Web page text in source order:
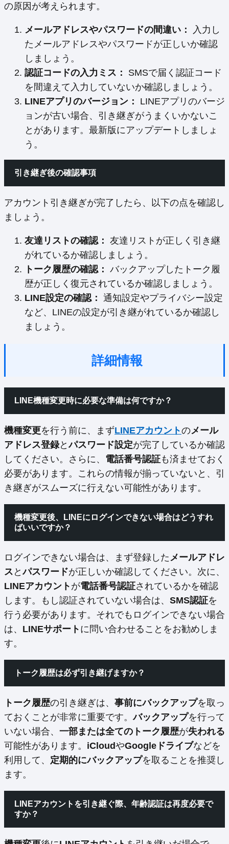
の原因が考えられます。
メールアドレスやパスワードの間違い：
入力し
たメールアドレスやパスワードが正しいか確認
しましょう。
認証コードの入力ミス：
SMSで届く認証コード
を間違えて入力していないか確認しましょう。
LINEアプリのバージョン：
LINEアプリのバージ
ョンが古い場合、引き継ぎがうまくいかないこ
とがあります。最新版にアップデートしましょ
う。
引き継ぎ後の確認事項
アカウント引き継ぎが完了したら、以下の点を確認し
ましょう。
友達リストの確認： 友達リストが正しく引き継
がれているか確認しましょう。
トーク履歴の確認： バックアップしたトーク履
歴が正しく復元されているか確認しましょう。
LINE設定の確認： 通知設定やプライバシー設定
など、LINEの設定が引き継がれているか確認し
ましょう。
詳細情報
LINE機種変更時に必要な準備は何ですか？
機種変更を行う前に、まずLINEアカウントのメール
アドレス登録とパスワード設定が完了しているか確認
してください。さらに、 電話番号認証も済ませておく
必要があります。これらの情報が揃っていないと、引
き継ぎがスムーズに行えない可能性があります。
機種変更後、LINEにログインできない場合はどうすれ
ばいいですか？
ログインできない場合は、まず登録したメールアドレ
ス とパスワードが正しいか確認してください。次に、
LINEアカウント が電話番号認証されているかを確認
します。もし認証されていない場合は、 SMS認証を
行う必要があります。それでもログインできない場合
は、 LINEサポート に問い合わせることをお勧めしま
す。
トーク履歴は必ず引き継げますか？
トーク履歴の引き継ぎは、 事前にバックアップを取っ
ておくことが非常に重要です。バックアップを行って
いない場合、 一部または全てのトーク履歴が失われる
可能性があります。 iCloudやGoogleドライブなどを
利用して、 定期的にバックアップを取ることを推奨し
ます。
LINEアカウントを引き継ぐ際、年齢認証は再度必要で
すか？